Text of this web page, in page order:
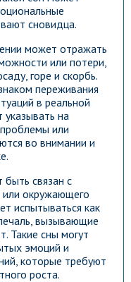
сновидца.
может отражать
или потери,
горе и скорбь.
переживания
в реальной
на
или
во внимании и
связан с
или окружающего
испытываться как
вызывающие
Такие сны могут
эмоций и
которые требуют
роста.